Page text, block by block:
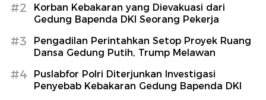
#2
Korban Kebakaran yang Dievakuasi dari
Gedung Bapenda DKI Seorang Pekerja
#3
Pengadilan Perintahkan Setop Proyek Ruang
Dansa Gedung Putih, Trump Melawan
#4
Puslabfor Polri Diterjunkan Investigasi
Penyebab Kebakaran Gedung Bapenda DKI